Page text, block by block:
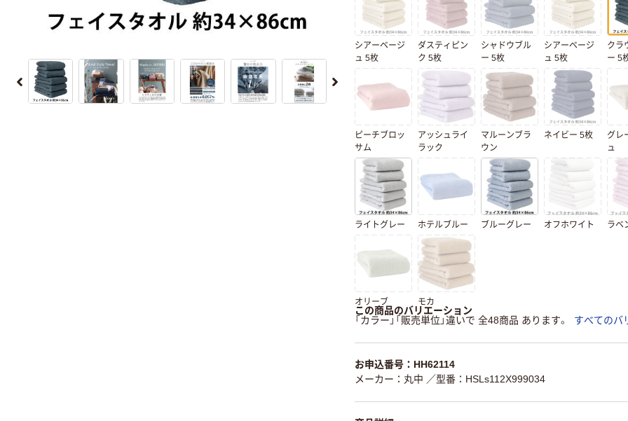
シアーベージ
ュ 5枚
ダスティピン
ク 5枚
シャドウブル
ー 5枚
シアーベージ
ュ 5枚
クラ
ー 5
ピーチブロッ
サム
アッシュライ
ラック
マルーンブラ
ウン
ネイビー 5枚
グレ
ュ
ライトグレー ホテルブルー ブルーグレー オフホワイト ラベ
オリーブ モカ
この商品のバリエーション
「カラー」「販売単位」違いで 全48商品 あります。
すべてのバ
お申込番号：HH62114
メーカー：丸中 ／型番：HSLs112X999034